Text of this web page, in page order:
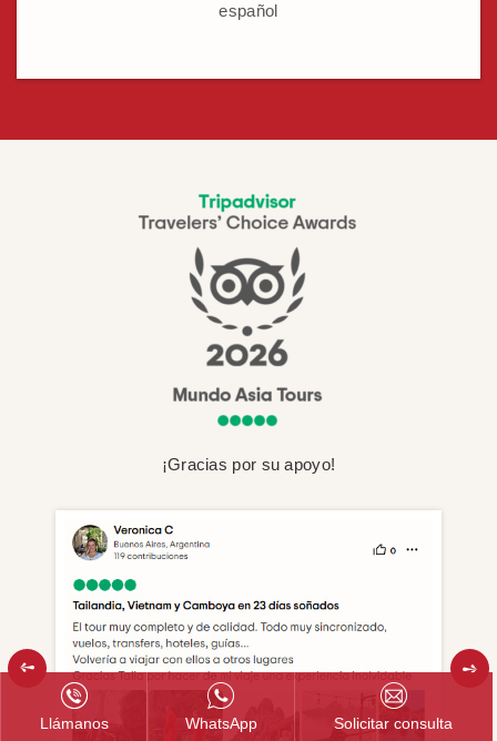
español
¡Gracias por su apoyo!
Llámanos WhatsApp Solicitar consulta